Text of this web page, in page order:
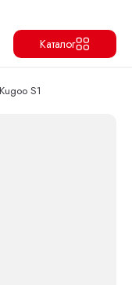
Каталог
S1в корзину